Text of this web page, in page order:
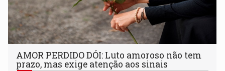
AMOR PERDIDO DÓI: Luto amoroso não tem
prazo, mas exige atenção aos sinais